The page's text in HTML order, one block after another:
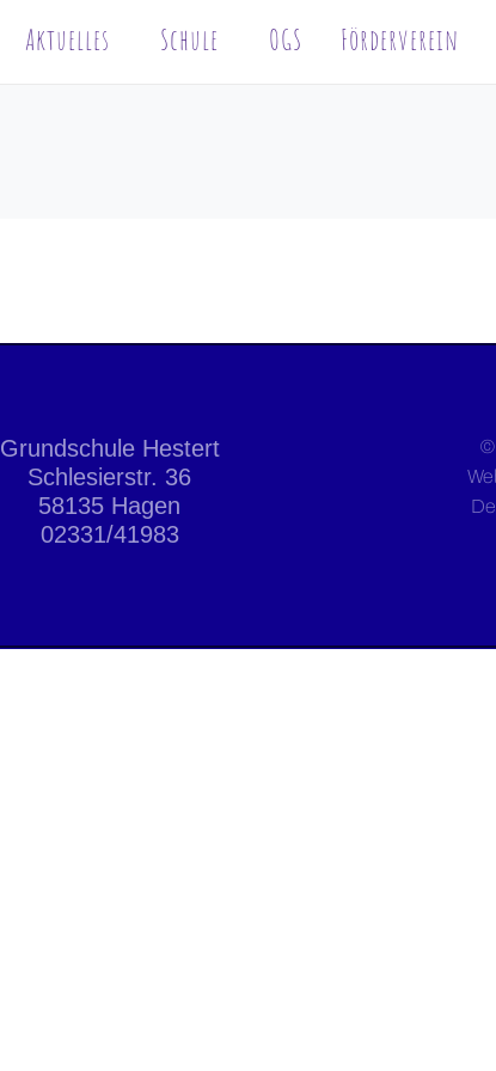
Aktuelles Schule OGS Förderverein
Grundschule Hestert
Schlesierstr. 36
58135 Hagen
02331/41983
©